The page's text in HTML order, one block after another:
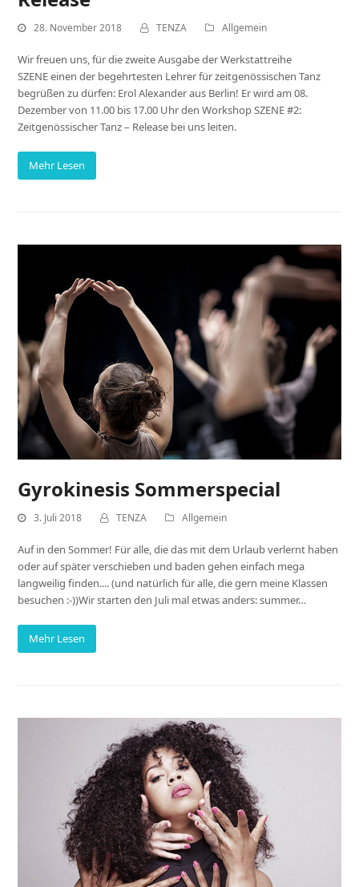
28. November 2018 TENZA Allgemein
Wir freuen uns, für die zweite Ausgabe der Werkstattreihe
SZENE einen der begehrtesten Lehrer für zeitgenössischen Tanz
begrüßen zu dürfen: Erol Alexander aus Berlin! Er wird am 08.
Dezember von 11.00 bis 17.00 Uhr den Workshop SZENE #2:
Zeitgenössischer Tanz – Release bei uns leiten.
Mehr Lesen
Gyrokinesis Sommerspecial
3. Juli 2018 TENZA Allgemein
Auf in den Sommer! Für alle, die das mit dem Urlaub verlernt haben
oder auf später verschieben und baden gehen einfach mega
langweilig finden.... (und natürlich für alle, die gern meine Klassen
besuchen :-))Wir starten den Juli mal etwas anders: summer…
Mehr Lesen